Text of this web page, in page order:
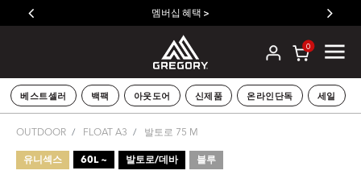
멤버십 혜택 >
0
베스트셀러 백팩 아웃도어 신제품 온라인단독 세일
OUTDOOR FLOAT A3 발토로 75 M
유니섹스 60L ~ 발토로/데바 블루